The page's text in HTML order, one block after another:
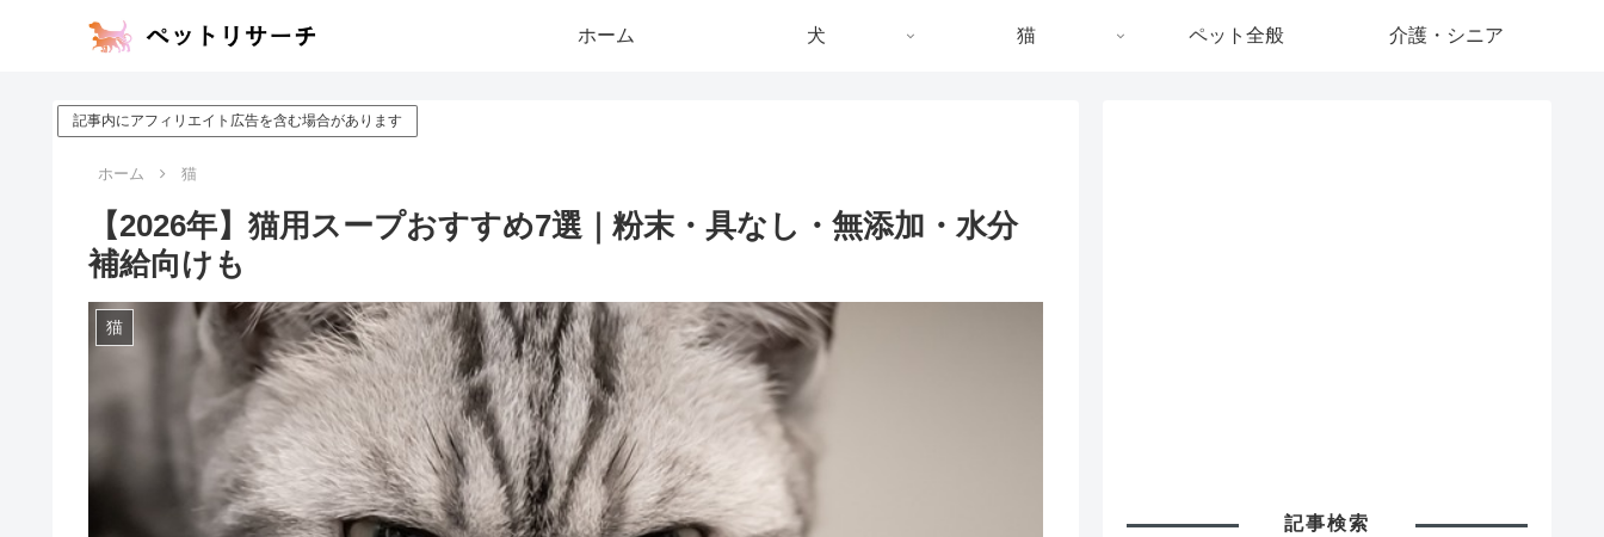
ホーム 犬 猫 ペット全般 介護・シニア
記事内にアフィリエイト広告を含む場合があります
ホーム 猫
【2026年】猫用スープおすすめ7選｜粉末・具なし・無添加・水分
補給向けも
猫
記事検索